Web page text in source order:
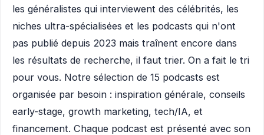
les généralistes qui interviewent des célébrités, les
niches ultra-spécialisées et les podcasts qui n'ont
pas publié depuis 2023 mais traînent encore dans
les résultats de recherche, il faut trier. On a fait le tri
pour vous. Notre sélection de 15 podcasts est
organisée par besoin : inspiration générale, conseils
early-stage, growth marketing, tech/IA, et
financement. Chaque podcast est présenté avec son